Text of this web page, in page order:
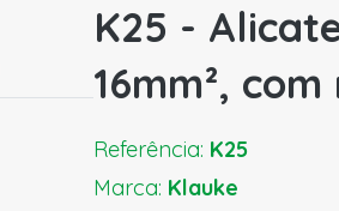
K25 -
16mm²,
Referência: K25
Marca: Klauke